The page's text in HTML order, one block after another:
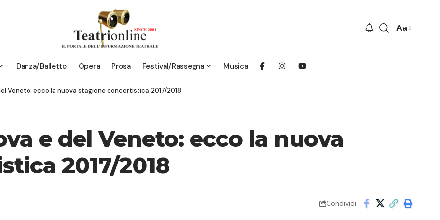
Font
Aa
Danza/Balletto Opera Prosa Festival/Rassegna Musica
Veneto: ecco la nuova stagione concertistica 2017/2018
e del Veneto: ecco la nuova
2017/2018
Condividi